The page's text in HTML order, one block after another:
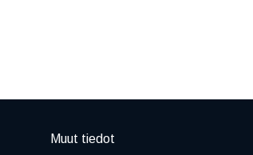
Muut tiedot